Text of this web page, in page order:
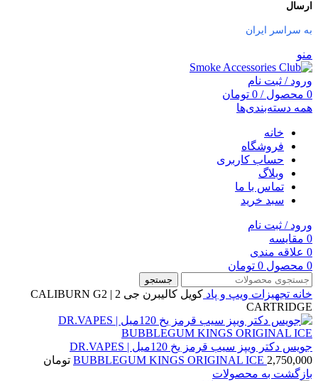
ارسال
به سراسر ایران
منو
ورود / ثبت نام
0 محصول /
0 تومان
همه دسته‌بندی‌ها
خانه
فروشگاه
حساب کاربری
وبلاگ
تماس با ما
سبد خرید
ورود / ثبت نام
0 مقایسه
0 علاقه مندی
0 محصول 0 تومان
جستجو
خانه تجهیزات ویپ و پاد
کویل کالیبرن جی 2 | CALIBURN G2
CARTRIDGE
جویس دکتر ویپز سیب قرمز یخ 120میل | DR.VAPES
BUBBLEGUM KINGS ORIGINAL ICE 2,750,000
تومان
بازگشت به محصولات